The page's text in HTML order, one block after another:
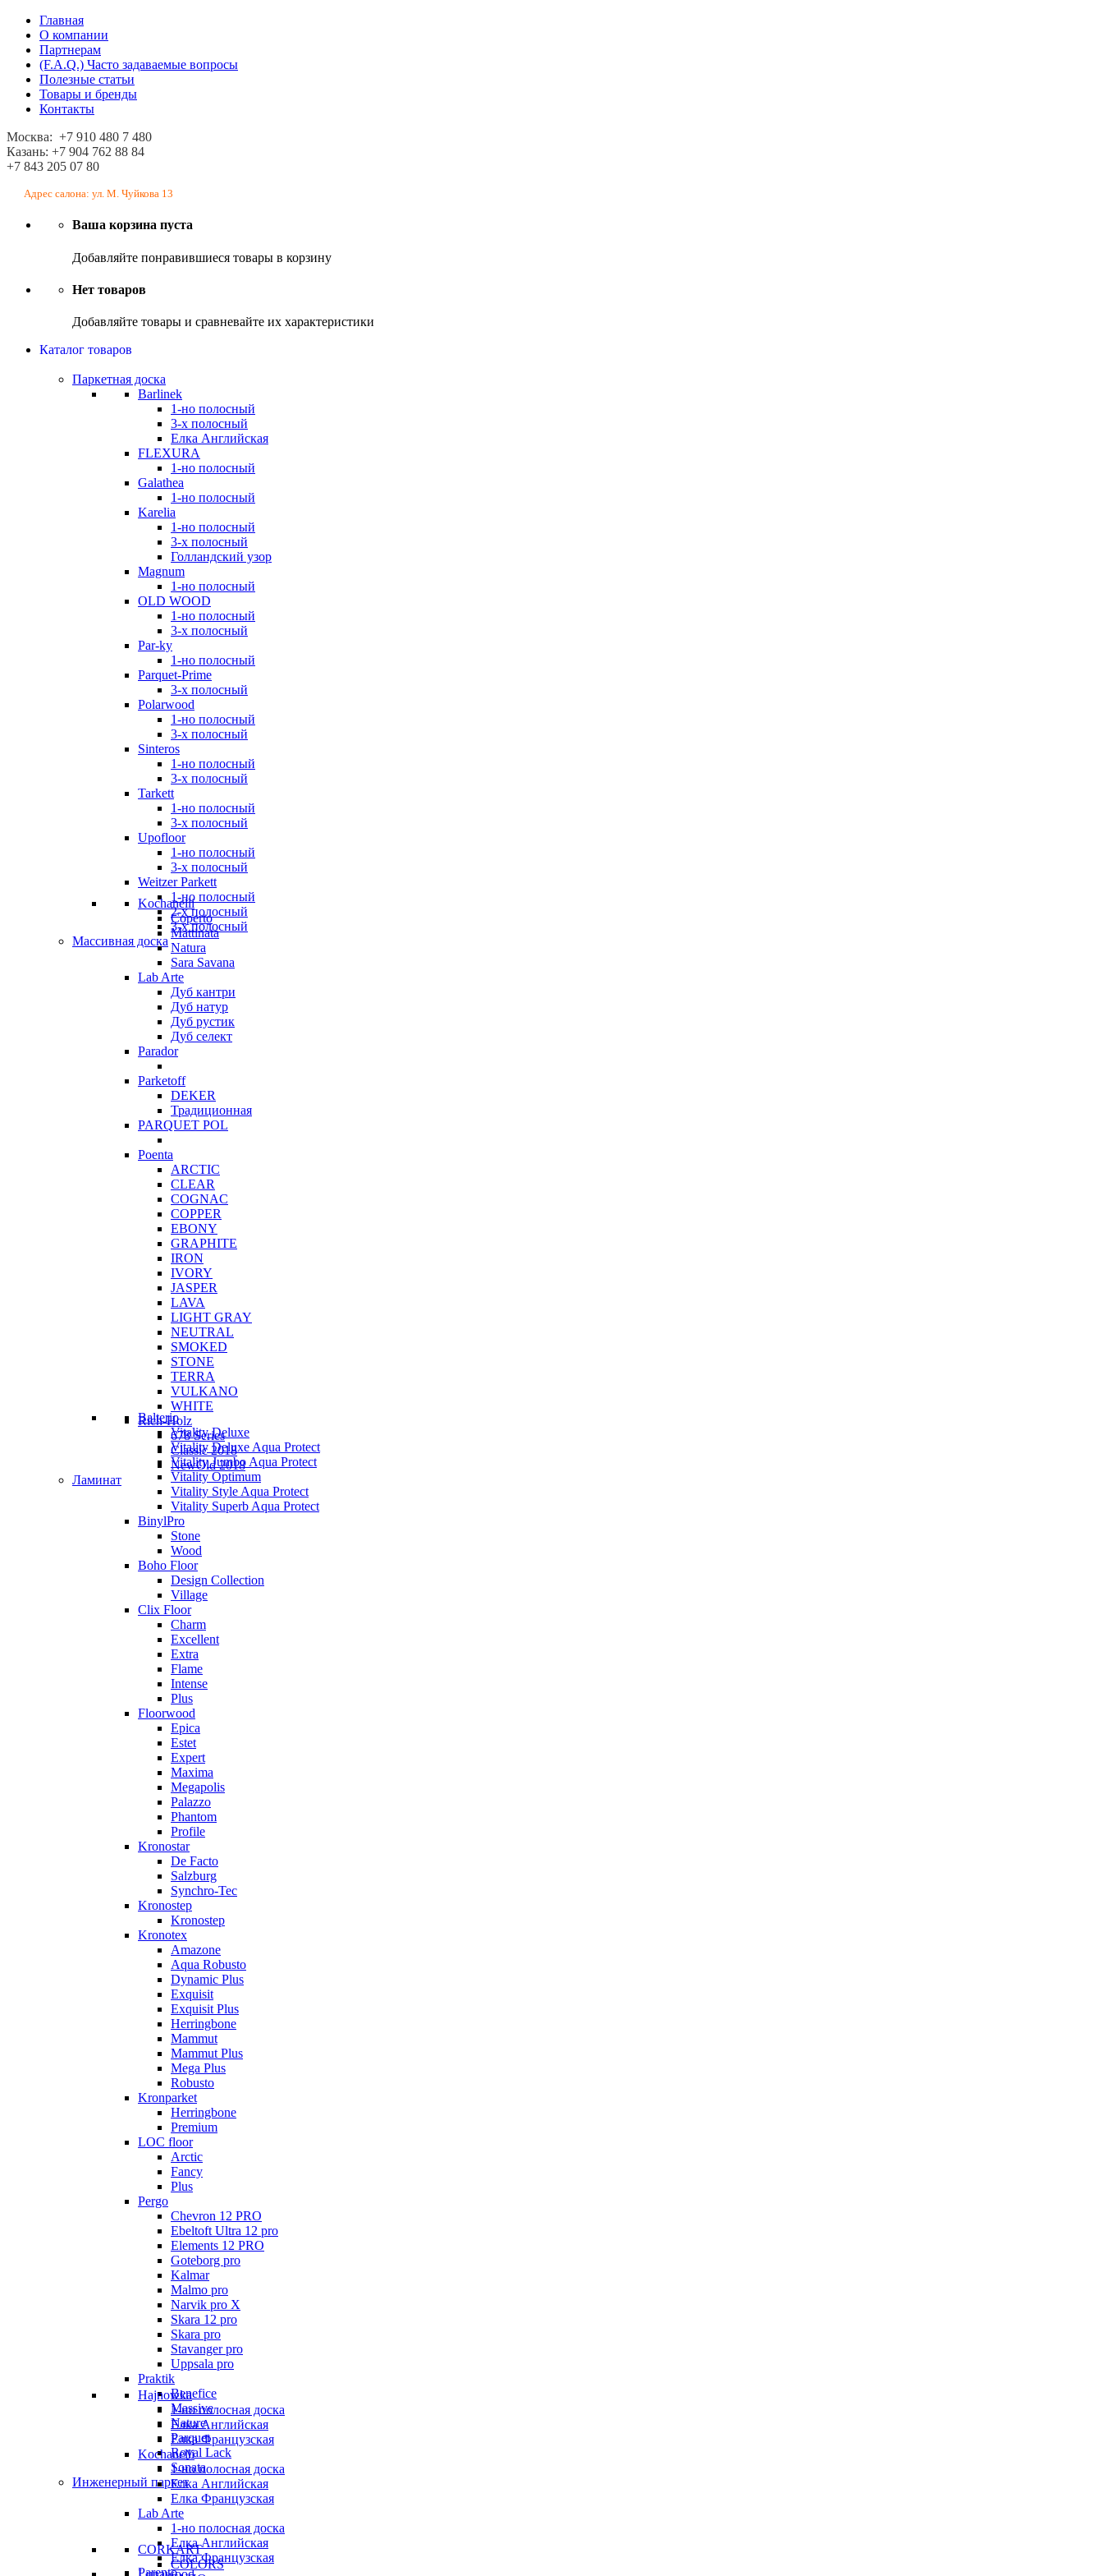
Главная
О компании
Партнерам
(F.A.Q.) Часто задаваемые вопросы
Полезные статьи
Товары и бренды
Контакты
Москва: +7 910 480 7 480
Казань: +7 904 762 88 84
+7 843 205 07 80
Адрес салона: ул. М. Чуйкова 13
Ваша корзина пуста
Добавляйте понравившиеся товары в корзину
Нет товаров
Добавляйте товары и сравневайте их характеристики
Каталог товаров
Паркетная доска
Barlinek
1-но полосный
3-х полосный
Елка Английская
FLEXURA
1-но полосный
Galathea
1-но полосный
Karelia
1-но полосный
3-х полосный
Голландский узор
Magnum
1-но полосный
OLD WOOD
1-но полосный
3-х полосный
Par-ky
1-но полосный
Parquet-Prime
3-х полосный
Polarwood
1-но полосный
3-х полосный
Sinteros
1-но полосный
3-х полосный
Tarkett
1-но полосный
3-х полосный
Upofloor
1-но полосный
3-х полосный
Weitzer Parkett
1-но полосный
2-х полосный
3-х полосный
Массивная доска
Kochanelli
Coperto
Mattinata
Natura
Sara Savana
Lab Arte
Дуб кантри
Дуб натур
Дуб рустик
Дуб селект
Parador
Parketoff
DEKER
Традиционная
PARQUET POL
Poenta
ARCTIC
CLEAR
COGNAC
COPPER
EBONY
GRAPHITE
IRON
IVORY
JASPER
LAVA
LIGHT GRAY
NEUTRAL
SMOKED
STONE
TERRA
VULKANO
WHITE
Rich-Holz
678 Series
Classic 2018
NewOld 2018
Ламинат
Balterio
Vitality Deluxe
Vitality Deluxe Aqua Protect
Vitality Jumbo Aqua Protect
Vitality Optimum
Vitality Style Aqua Protect
Vitality Superb Aqua Protect
BinylPro
Stone
Wood
Boho Floor
Design Collection
Village
Clix Floor
Charm
Excellent
Extra
Flame
Intense
Plus
Floorwood
Epica
Estet
Expert
Maxima
Megapolis
Palazzo
Phantom
Profile
Kronostar
De Facto
Salzburg
Synchro-Tec
Kronostep
Kronostep
Kronotex
Amazone
Aqua Robusto
Dynamic Plus
Exquisit
Exquisit Plus
Herringbone
Mammut
Mammut Plus
Mega Plus
Robusto
Kronparket
Herringbone
Premium
LOC floor
Arctic
Fancy
Plus
Pergo
Chevron 12 PRO
Ebeltoft Ultra 12 pro
Elements 12 PRO
Goteborg pro
Kalmar
Malmo pro
Narvik pro X
Skara 12 pro
Skara pro
Stavanger pro
Uppsala pro
Praktik
Benefice
Massive
Nature
Parquet
Royal Lack
Sonata
Инженерный паркет
Hajnowka
1-но полосная доска
Елка Английская
Елка Французская
Kochanelli
1-но полосная доска
Елка Английская
Елка Французская
Lab Arte
1-но полосная доска
Елка Английская
Елка Французская
Parento
CORKART
COLORS